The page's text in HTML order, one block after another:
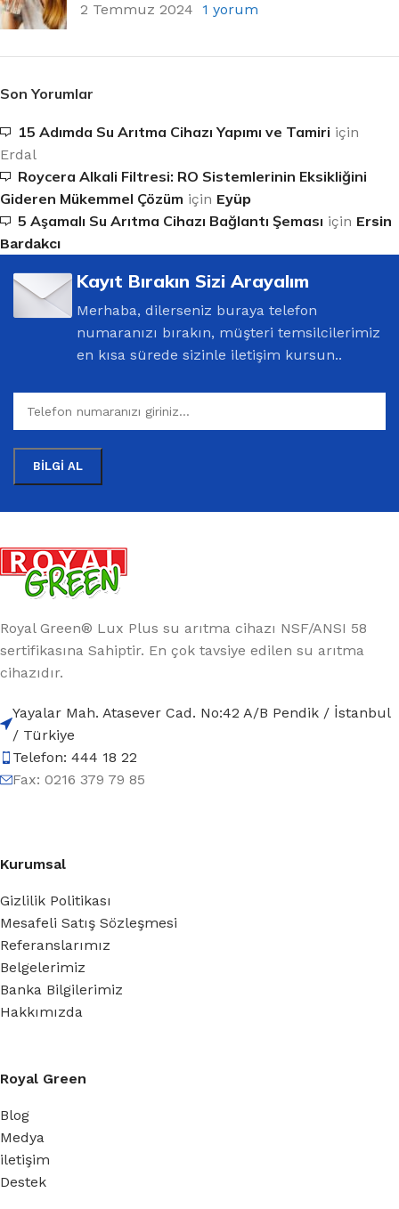
2 Temmuz 2024 1 yorum
Son Yorumlar
15 Adımda Su Arıtma Cihazı Yapımı ve Tamiri için
Erdal
Roycera Alkali Filtresi: RO Sistemlerinin Eksikliğini
Gideren Mükemmel Çözüm için Eyüp
5 Aşamalı Su Arıtma Cihazı Bağlantı Şeması için Ersin
Bardakcı
Kayıt Bırakın Sizi Arayalım
Merhaba, dilerseniz buraya telefon
numaranızı bırakın, müşteri temsilcilerimiz
en kısa sürede sizinle iletişim kursun..
Royal Green® Lux Plus su arıtma cihazı NSF/ANSI 58
sertifikasına Sahiptir. En çok tavsiye edilen su arıtma
cihazıdır.
Yayalar Mah. Atasever Cad. No:42 A/B Pendik / İstanbul
/ Türkiye
Telefon: 444 18 22
Fax: 0216 379 79 85
Kurumsal
Gizlilik Politikası
Mesafeli Satış Sözleşmesi
Referanslarımız
Belgelerimiz
Banka Bilgilerimiz
Hakkımızda
Royal Green
Blog
Medya
iletişim
Destek